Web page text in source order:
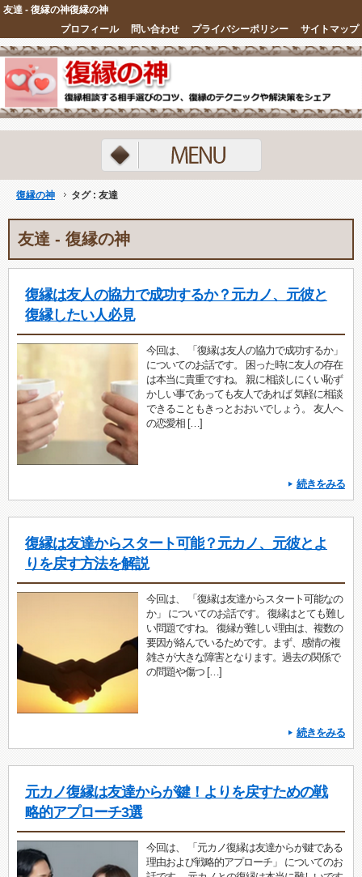
友達 - 復縁の神復縁の神
サイトマップ
プライバシーポリシー
問い合わせ
プロフィール
ランキング
復縁の神 タグ : 友達
友達 - 復縁の神
復縁は友人の協力で成功するか？元カノ、元彼と
復縁したい人必見
今回は、 「復縁は友人の協力で成功するか」
についてのお話です。 困った時に友人の存在
は本当に貴重ですね。 親に相談しにくい恥ず
かしい事であっても友人であれば 気軽に相談
できることもきっとおおいでしょう。 友人へ
の恋愛相 […]
続きをみる
復縁は友達からスタート可能？元カノ、元彼とよ
りを戻す方法を解説
今回は、 「復縁は友達からスタート可能なの
か」 についてのお話です。 復縁はとても難し
い問題ですね。 復縁が難しい理由は、複数の
要因が絡んでいるためです。まず、感情の複
雑さが大きな障害となります。過去の関係で
の問題や傷つ […]
続きをみる
元カノ復縁は友達からが鍵！よりを戻すための戦
略的アプローチ3選
今回は、 「元カノ復縁は友達からが鍵である
理由および戦略的アプローチ」 についてのお